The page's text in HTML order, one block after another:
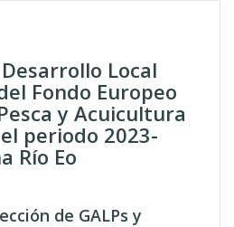
Local
Fondo Europeo
y Acuicultura
periodo 2023-
Río Eo
de GALPs y